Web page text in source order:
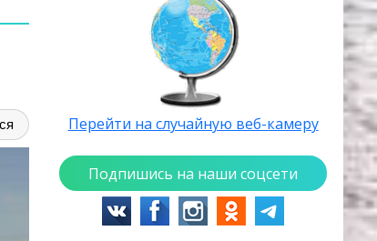
Перейти на случайную веб-камеру
Подпишись на наши соцсети